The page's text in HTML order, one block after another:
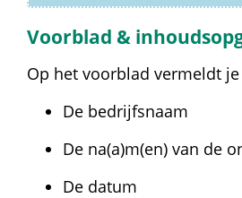
Voorblad &
Op het voorblad vermeldt
De bedrijfsnaam
De na(a)m(en) van de
De datum